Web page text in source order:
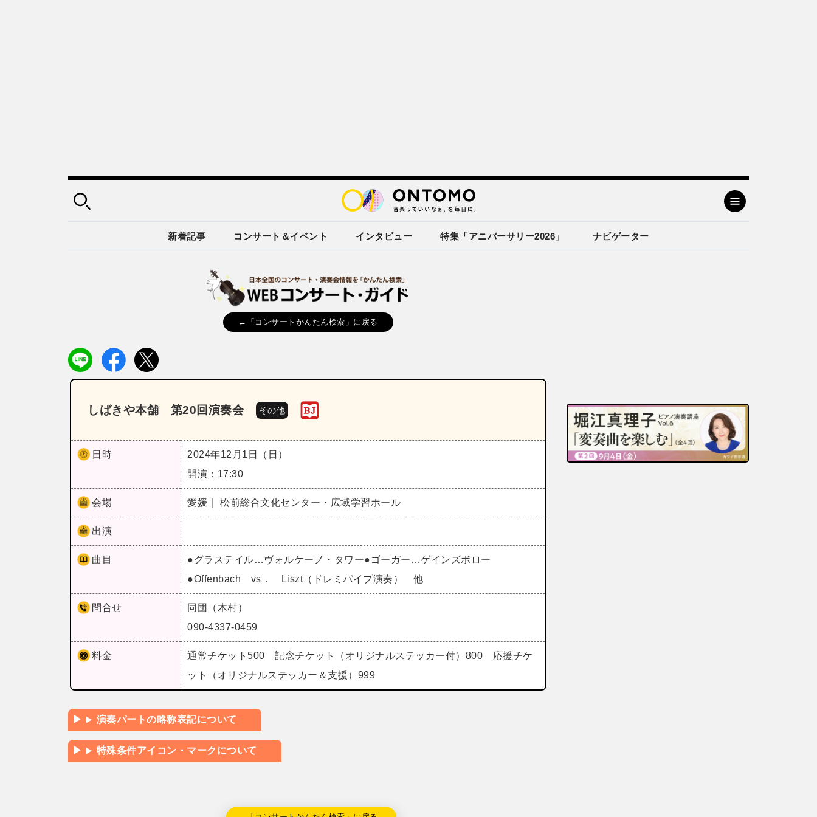
新着記事 コンサート＆イベント インタビュー 特集「アニバーサリー2026」 ナビゲーター
←「コンサートかんたん検索」に戻る
しばきや本舗 第20回演奏会 その他
日時
2024年12月1日（日）
開演：17:30
会場 愛媛｜ 松前総合文化センター・広域学習ホール
出演
曲目
●グラステイル…ヴォルケーノ・タワー●ゴーガー…ゲインズボロー
●Offenbach vs． Liszt（ドレミパイプ演奏） 他
問合せ
同団（木村）
090-4337-0459
料金
通常チケット500 記念チケット（オリジナルステッカー付）800 応援チケ
ット（オリジナルステッカー＆支援）999
演奏パートの略称表記について
特殊条件アイコン・マークについて